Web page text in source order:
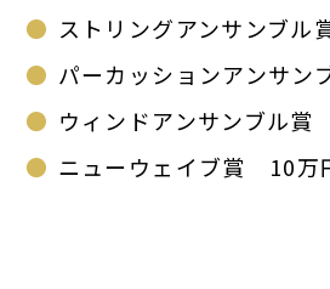
ストリングアンサンブ
パーカッションアンサ
ウィンドアンサンブル
ニューウェイブ賞 10万